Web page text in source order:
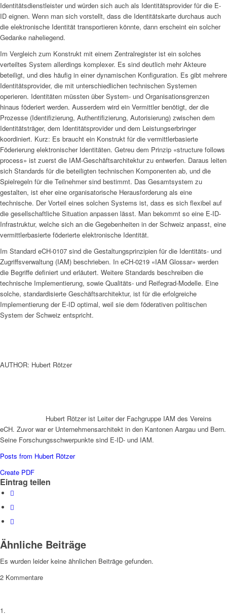
Identitätsdienstleister und würden sich auch als Identitätsprovider für die E-
ID eignen. Wenn man sich vorstellt, dass die Identitätskarte durchaus auch
die elektronische Identität transportieren könnte, dann erscheint ein solcher
Gedanke naheliegend.
Im Vergleich zum Konstrukt mit einem Zentralregister ist ein solches
verteiltes System allerdings komplexer. Es sind deutlich mehr Akteure
beteiligt, und dies häufig in einer dynamischen Konfiguration. Es gibt mehrere
Identitätsprovider, die mit unterschiedlichen technischen Systemen
operieren. Identitäten müssten über System- und Organisationsgrenzen
hinaus föderiert werden. Ausserdem wird ein Vermittler benötigt, der die
Prozesse (Identifizierung, Authentifizierung, Autorisierung) zwischen dem
Identitätsträger, dem Identitätsprovider und dem Leistungserbringer
koordiniert. Kurz: Es braucht ein Konstrukt für die vermittlerbasierte
Föderierung elektronischer Identitäten. Getreu dem Prinzip «structure follows
process» ist zuerst die IAM-Geschäftsarchitektur zu entwerfen. Daraus leiten
sich Standards für die beteiligten technischen Komponenten ab, und die
Spielregeln für die Teilnehmer sind bestimmt. Das Gesamtsystem zu
gestalten, ist eher eine organisatorische Herausforderung als eine
technische. Der Vorteil eines solchen Systems ist, dass es sich flexibel auf
die gesellschaftliche Situation anpassen lässt. Man bekommt so eine E-ID-
Infrastruktur, welche sich an die Gegebenheiten in der Schweiz anpasst, eine
vermittlerbasierte föderierte elektronische Identität.
Im Standard eCH-0107 sind die Gestaltungsprinzipien für die Identitäts- und
Zugriffsverwaltung (IAM) beschrieben. In eCH-0219 «IAM Glossar» werden
die Begriffe definiert und erläutert. Weitere Standards beschreiben die
technische Implementierung, sowie Qualitäts- und Reifegrad-Modelle. Eine
solche, standardisierte Geschäftsarchitektur, ist für die erfolgreiche
Implementierung der E-ID optimal, weil sie dem föderativen politischen
System der Schweiz entspricht.
AUTHOR: Hubert Rötzer
Hubert Rötzer ist Leiter der Fachgruppe IAM des Vereins
eCH. Zuvor war er Unternehmensarchitekt in den Kantonen Aargau und Bern.
Seine Forschungsschwerpunkte sind E-ID- und IAM.
Posts from Hubert Rötzer
Create PDF
Eintrag teilen
Ähnliche Beiträge
Es wurden leider keine ähnlichen Beiträge gefunden.
2 Kommentare